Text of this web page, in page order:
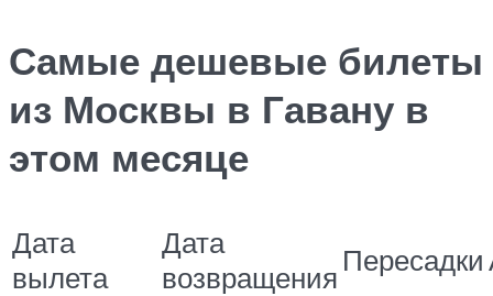
Самые дешевые билеты
из Москвы в Гавану в
этом месяце
Дата
вылета
Дата
возвращения Пересадки